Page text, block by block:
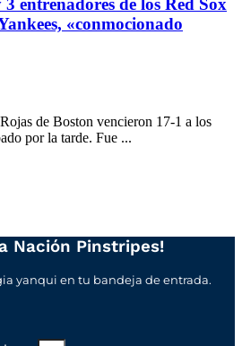
entrenadores de los Red Sox
«conmocionado
de Boston vencieron 17-1 a los
por la tarde. Fue ...
Nación Pinstripes!
yanqui en tu bandeja de entrada.